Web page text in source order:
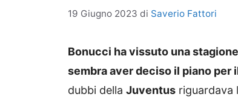
19 Giugno 2023 di Saverio Fattori
Bonucci ha vissuto una
sembra aver deciso il piano per
dubbi della Juventus riguardava